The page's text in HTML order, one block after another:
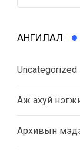
АНГИЛАЛ
Uncategorized
Аж ахуй
Архивын